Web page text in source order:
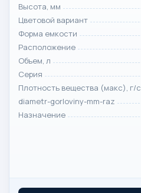
Высота, мм
Цветовой вариант
Форма емкости
Расположение
Объем, л
Серия
Плотность вещества (макс), г/с
diametr-gorloviny-mm-raz
Назначение